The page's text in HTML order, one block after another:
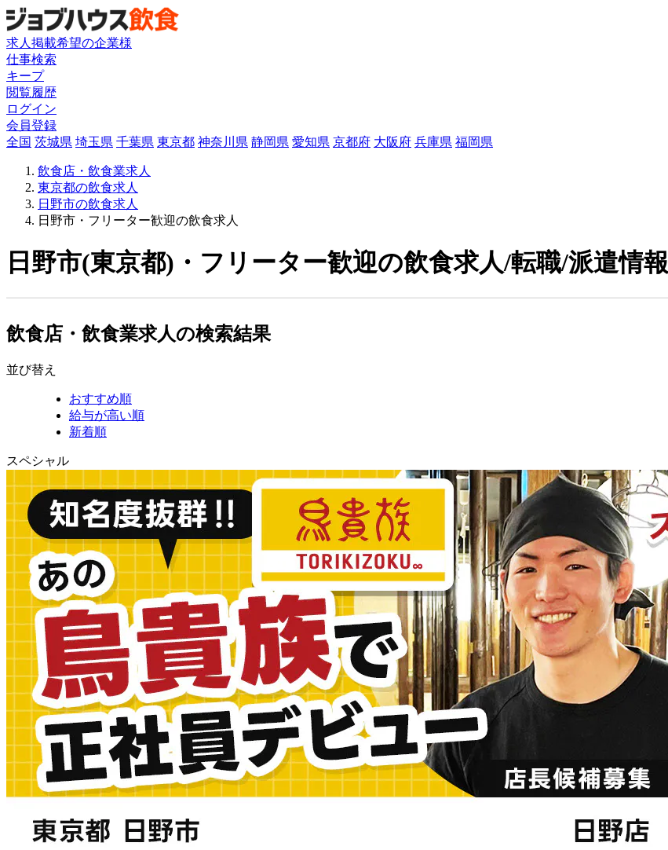
求人掲載希望の企業様
仕事検索
キープ
閲覧履歴
ログイン
会員登録
全国 茨城県 埼玉県 千葉県 東京都 神奈川県 静岡県 愛知県 京都府 大阪府 兵庫県 福岡県
飲食店・飲食業求人
東京都の飲食求人
日野市の飲食求人
日野市・フリーター歓迎の飲食求人
日野市(東京都)・フリーター歓迎の飲食求人/転職/派遣情報
飲食店・飲食業求人の検索結果
並び替え
おすすめ順
給与が高い順
新着順
スペシャル